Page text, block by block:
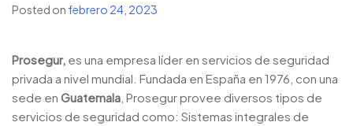
Posted on febrero 24, 2023
Prosegur, es una empresa líder en servicios de seguridad
privada a nivel mundial. Fundada en España en 1976, con una
sede en Guatemala , Prosegur provee diversos tipos de
servicios de seguridad como: Sistemas integrales de